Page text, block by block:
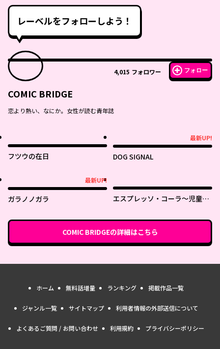
レーベルをフォローしよう！
4,015 フォロワー フォロー
COMIC BRIDGE
恋より熱い、なにか。女性が読む青年誌
フツウの在日
最新UP!
DOG SIGNAL
最新UP!
ガラノノガラ
エスプレッソ・コーラ～児童発
COMIC BRIDGEの詳細はこちら
ホーム 無料話増量 ランキング 掲載作品一覧
ジャンル一覧 サイトマップ 利用者情報の外部送信について
よくあるご質問 / お問い合わせ 利用規約 プライバシーポリシー